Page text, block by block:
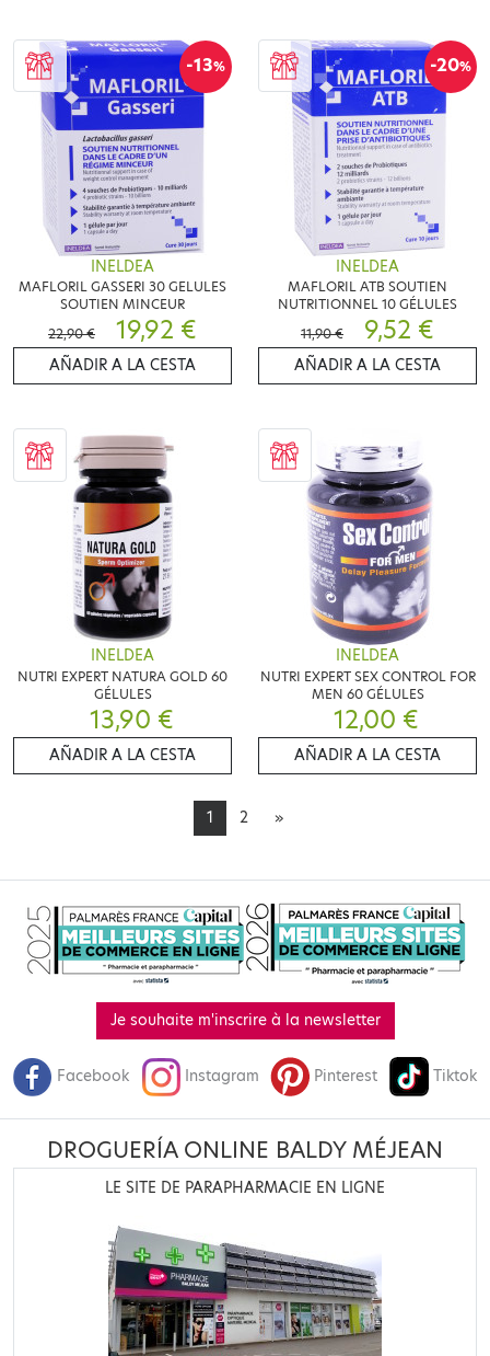
-13%
INELDEA
MAFLORIL GASSERI 30 GELULES
SOUTIEN MINCEUR
22,90 €
19,92 €
AÑADIR A LA CESTA
-20%
INELDEA
MAFLORIL ATB SOUTIEN
NUTRITIONNEL 10 GÉLULES
11,90 €
9,52 €
AÑADIR A LA CESTA
INELDEA
NUTRI EXPERT NATURA GOLD 60
GÉLULES
13,90 €
AÑADIR A LA CESTA
INELDEA
NUTRI EXPERT SEX CONTROL FOR
MEN 60 GÉLULES
12,00 €
AÑADIR A LA CESTA
1 2 »
Je souhaite m'inscrire à la newsletter
Facebook Instagram Pinterest Tiktok
DROGUERÍA ONLINE BALDY MÉJEAN
LE SITE DE PARAPHARMACIE EN LIGNE